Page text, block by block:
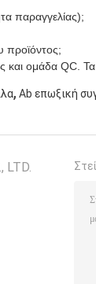
παραγγελίας);
προϊόντος;
και ομάδα
, Ab επωξική
LTD.